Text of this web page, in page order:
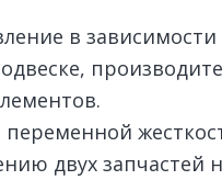
в зависимости
двух запчастей